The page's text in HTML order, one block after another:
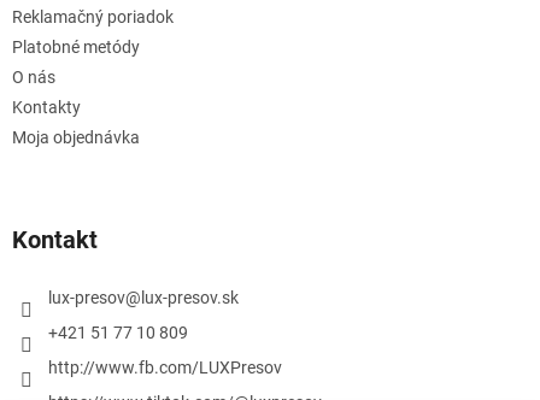
Reklamačný poriadok
Platobné metódy
O nás
Kontakty
Moja objednávka
Kontakt
lux-presov@ lux-presov.sk
+421 51 77 10 809
http://www.fb.com/LUXPresov